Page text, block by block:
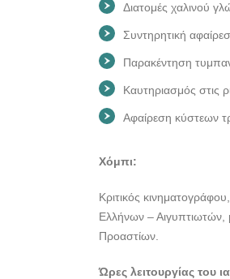
Διατομές χαλινού
Συντηρητική
Παρακέντηση
Καυτηριασμός στις
Αφαίρεση κύστεων
Χόμπι:
Κριτικός
Ελλήνων –
Προαστίων.
Ώρες λειτουργίας του